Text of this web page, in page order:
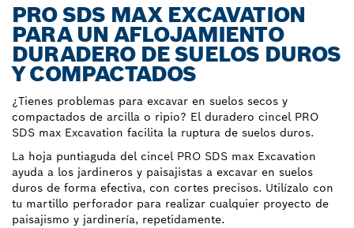
PRO SDS MAX EXCAVATION
PARA UN AFLOJAMIENTO
DURADERO DE SUELOS DUROS
Y COMPACTADOS
¿Tienes problemas para excavar en suelos secos y
compactados de arcilla o ripio? El duradero cincel PRO
SDS max Excavation facilita la ruptura de suelos duros.
La hoja puntiaguda del cincel PRO SDS max Excavation
ayuda a los jardineros y paisajistas a excavar en suelos
duros de forma efectiva, con cortes precisos. Utilízalo con
tu martillo perforador para realizar cualquier proyecto de
paisajismo y jardinería, repetidamente.